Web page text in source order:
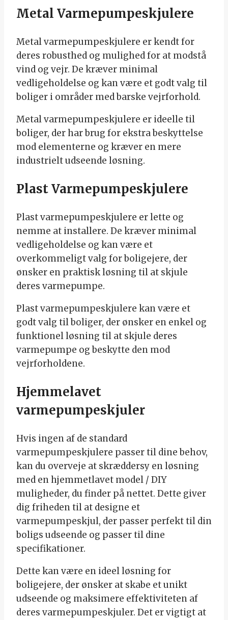
Metal Varmepumpeskjulere
Metal varmepumpeskjulere er kendt for
deres robusthed og mulighed for at modstå
vind og vejr. De kræver minimal
vedligeholdelse og kan være et godt valg til
boliger i områder med barske vejrforhold.
Metal varmepumpeskjulere er ideelle til
boliger, der har brug for ekstra beskyttelse
mod elementerne og kræver en mere
industrielt udseende løsning.
Plast Varmepumpeskjulere
Plast varmepumpeskjulere er lette og
nemme at installere. De kræver minimal
vedligeholdelse og kan være et
overkommeligt valg for boligejere, der
ønsker en praktisk løsning til at skjule
deres varmepumpe.
Plast varmepumpeskjulere kan være et
godt valg til boliger, der ønsker en enkel og
funktionel løsning til at skjule deres
varmepumpe og beskytte den mod
vejrforholdene.
Hjemmelavet
varmepumpeskjuler
Hvis ingen af de standard
varmepumpeskjulere passer til dine behov,
kan du overveje at skræddersy en løsning
med en hjemmetlavet model / DIY
muligheder, du finder på nettet. Dette giver
dig friheden til at designe et
varmepumpeskjul, der passer perfekt til din
boligs udseende og passer til dine
specifikationer.
Dette kan være en ideel løsning for
boligejere, der ønsker at skabe et unikt
udseende og maksimere effektiviteten af
deres varmepumpeskjuler. Det er vigtigt at